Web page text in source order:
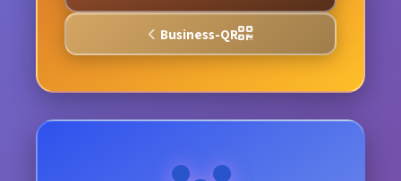
Business-QR